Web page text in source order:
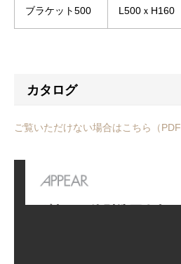
ブラケット500 L500ｘH160
カタログ
ご覧いただけない場合はこちら（PDF